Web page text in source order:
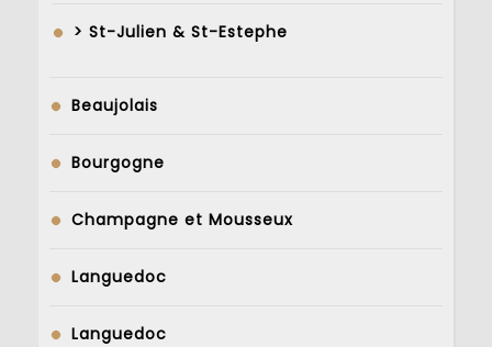
> St-Julien & St-Estephe
Beaujolais
Bourgogne
Champagne et Mousseux
Languedoc
Languedoc